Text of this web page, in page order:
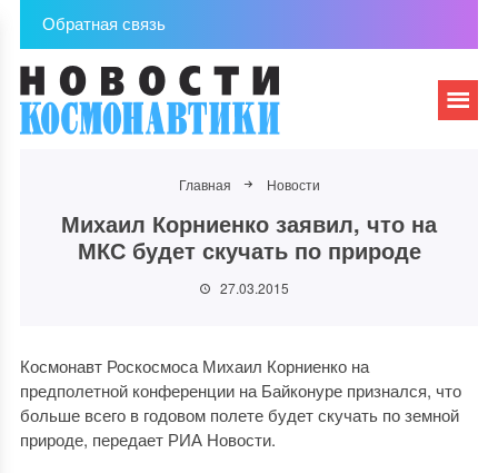
Обратная связь
Главная Новости
Михаил Корниенко заявил, что на
МКС будет скучать по природе
27.03.2015
Космонавт Роскосмоса Михаил Корниенко на
предполетной конференции на Байконуре признался, что
больше всего в годовом полете будет скучать по земной
природе, передает РИА Новости.